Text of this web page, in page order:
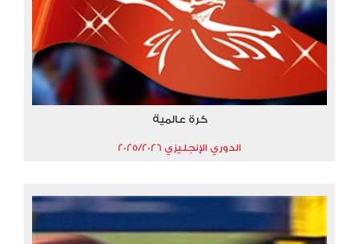
كرة عالمية
الدوري الإنجليزي 2025/2026